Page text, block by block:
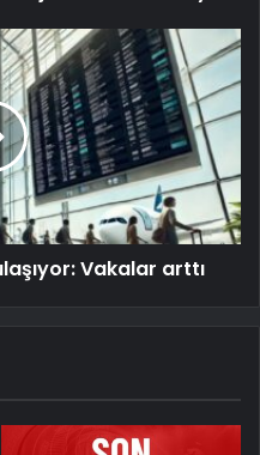
Vakalar arttı